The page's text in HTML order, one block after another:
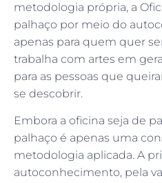
metodologia própria, a
palhaço por meio do
apenas para quem quer
trabalha com artes em
para as pessoas que
se descobrir.
Embora a oficina seja de
palhaço é apenas uma
metodologia aplicada. A
autoconhecimento, pela